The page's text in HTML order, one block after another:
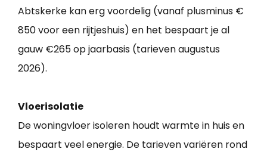
Abtskerke kan erg voordelig (vanaf plusminus €
850 voor een rijtjeshuis) en het bespaart je al
gauw €265 op jaarbasis (tarieven augustus
2026).
Vloerisolatie
De woningvloer isoleren houdt warmte in huis en
bespaart veel energie. De tarieven variëren rond